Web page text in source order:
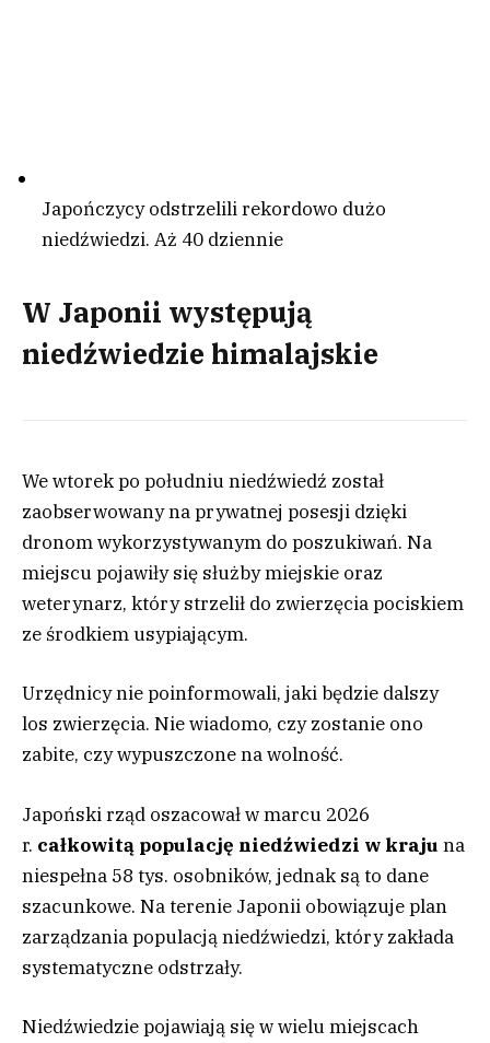
Japończycy odstrzelili rekordowo dużo
niedźwiedzi. Aż 40 dziennie
W Japonii występują
niedźwiedzie himalajskie
We wtorek po południu niedźwiedź został
zaobserwowany na prywatnej posesji dzięki
dronom wykorzystywanym do poszukiwań. Na
miejscu pojawiły się służby miejskie oraz
weterynarz, który strzelił do zwierzęcia pociskiem
ze środkiem usypiającym.
Urzędnicy nie poinformowali, jaki będzie dalszy
los zwierzęcia. Nie wiadomo, czy zostanie ono
zabite, czy wypuszczone na wolność.
Japoński rząd oszacował w marcu 2026
r. całkowitą populację niedźwiedzi w krajuna
niespełna 58 tys. osobników, jednak są to dane
szacunkowe. Na terenie Japonii obowiązuje plan
zarządzania populacją niedźwiedzi, który zakłada
systematyczne odstrzały.
Niedźwiedzie pojawiają się w wielu miejscach